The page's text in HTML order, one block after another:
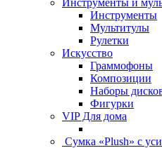
Инструменты и
Инструменты
Мультитулы
Рулетки
Искусство
Граммофоны
Композиции
Наборы
Фигурки
VIP Для дома
Сумка «Plush» c